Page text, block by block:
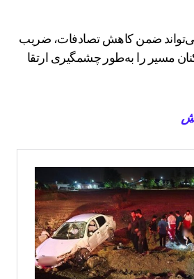
ضمن کاهش تصادفات، ضریب
مسیر را به‌طور چشمگیری ارتقا